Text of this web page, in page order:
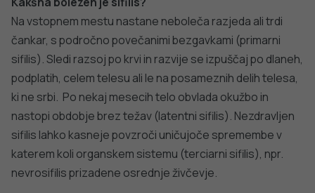
naslednji povezavi
DODATNO BRANJE
Sorodni članki
VSE IZ TEMATIKE